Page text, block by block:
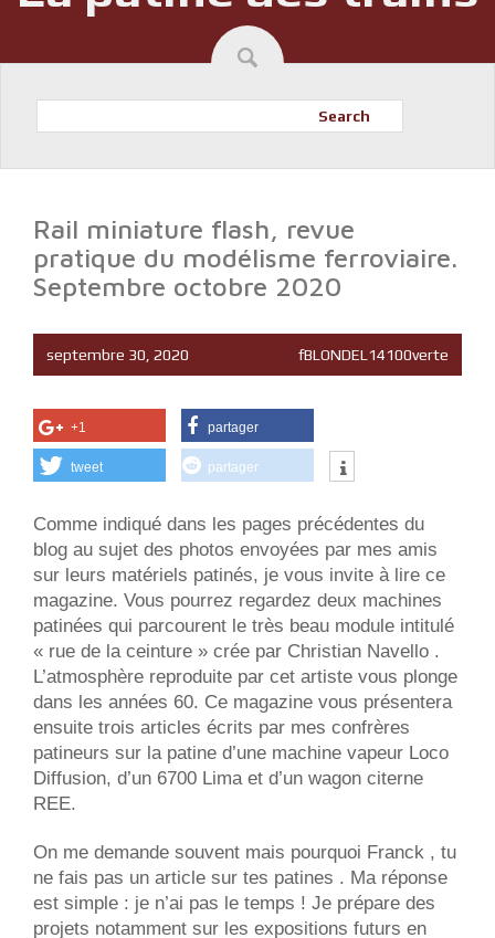
Search
Rail miniature flash, revue
pratique du modélisme ferroviaire.
Septembre octobre 2020
septembre 30, 2020 fBLONDEL14100verte
+1 partager
tweet partager
Comme indiqué dans les pages précédentes du
blog au sujet des photos envoyées par mes amis
sur leurs matériels patinés, je vous invite à lire ce
magazine. Vous pourrez regardez deux machines
patinées qui parcourent le très beau module intitulé
« rue de la ceinture » crée par Christian Navello .
L’atmosphère reproduite par cet artiste vous plonge
dans les années 60. Ce magazine vous présentera
ensuite trois articles écrits par mes confrères
patineurs sur la patine d’une machine vapeur Loco
Diffusion, d’un 6700 Lima et d’un wagon citerne
REE.
On me demande souvent mais pourquoi Franck , tu
ne fais pas un article sur tes patines . Ma réponse
est simple : je n’ai pas le temps ! Je prépare des
projets notamment sur les expositions futurs en